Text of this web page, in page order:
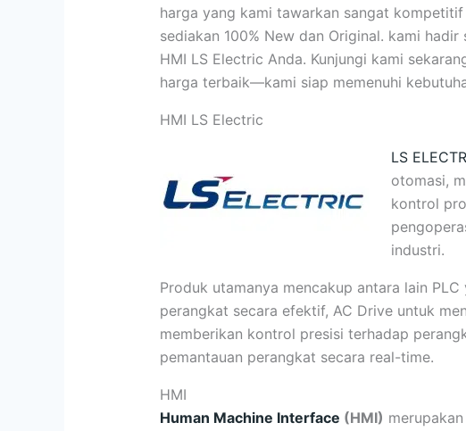
harga yang kami tawarkan sangat
sediakan 100% New dan Original. kami
HMI LS Electric Anda. Kunjungi kami
harga terbaik—kami siap memenuhi
HMI LS Electric
LS
otomasi,
kontrol
industri.
Produk utamanya mencakup antara lain
perangkat secara efektif, AC Drive untuk
memberikan kontrol presisi terhadap
pemantauan perangkat secara real-time.
HMI
Human Machine Interface (HMI)